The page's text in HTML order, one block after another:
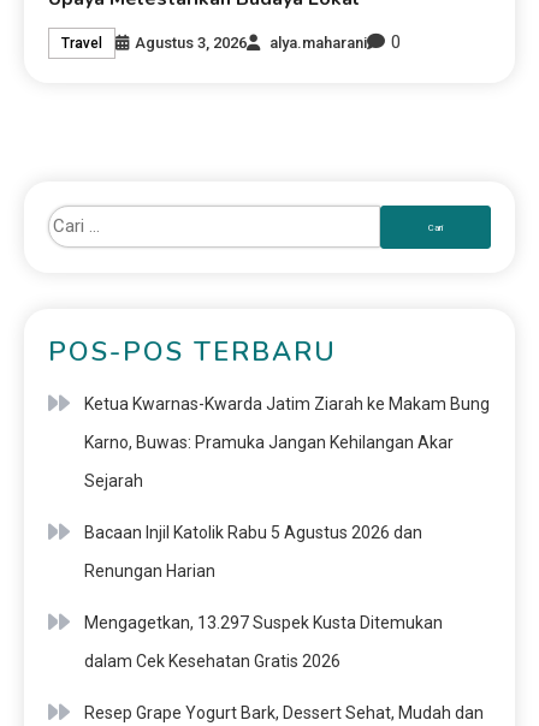
Travel Agustus 3, 2026 alya.maharani 0
POS-POS TERBARU
Ketua Kwarnas-Kwarda Jatim Ziarah ke Makam Bung
Karno, Buwas: Pramuka Jangan Kehilangan Akar
Sejarah
Bacaan Injil Katolik Rabu 5 Agustus 2026 dan
Renungan Harian
Mengagetkan, 13.297 Suspek Kusta Ditemukan
dalam Cek Kesehatan Gratis 2026
Resep Grape Yogurt Bark, Dessert Sehat, Mudah dan